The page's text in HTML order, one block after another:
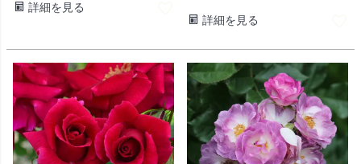
詳細を見る
詳細を見る